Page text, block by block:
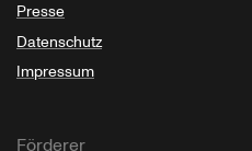
Presse
Datenschutz
Impressum
Förderer